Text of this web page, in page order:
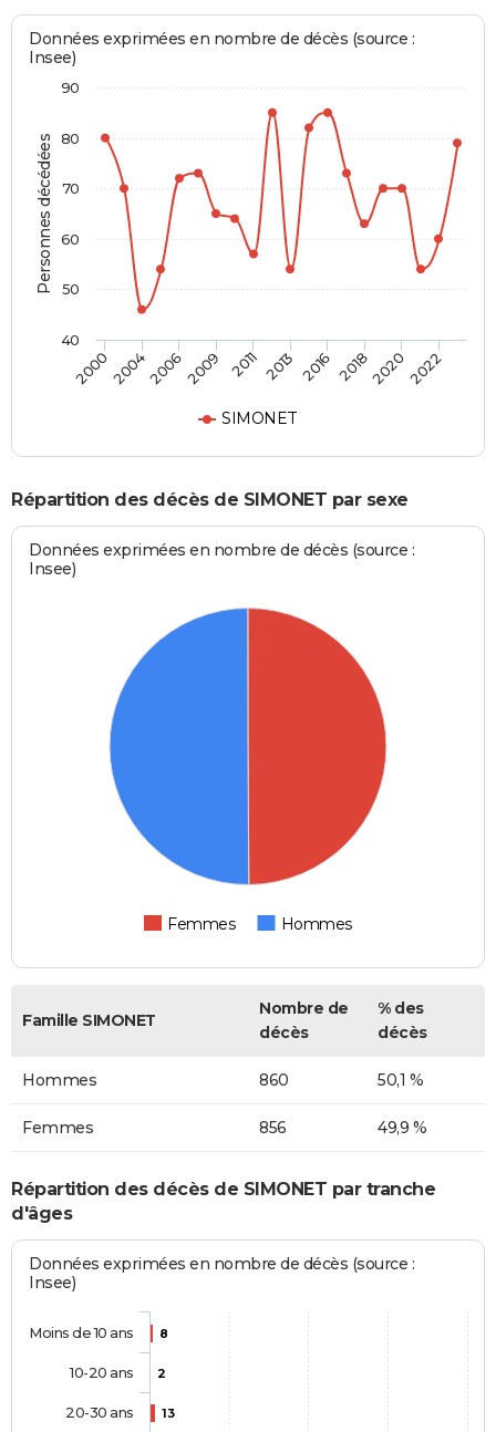
Personnes décédées
Données exprimées en nombre de décès (source :
Insee)
SIMONET
2000200420062009 2011 2013 2016 201820202022
40
50
60
70
80
90
Répartition des décès de SIMONET par sexe
Données exprimées en nombre de décès (source :
Insee)
Femmes Hommes
Famille SIMONET
Nombre de
décès
% des
décès
Hommes 860 50,1 %
Femmes 856 49,9 %
Répartition des décès de SIMONET par tranche
d'âges
Données exprimées en nombre de décès (source :
Insee)
8
2
13
Moins de 10 ans
10-20 ans
20-30 ans